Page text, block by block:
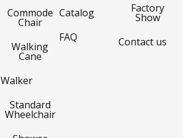
Commode
Chair
Walking
Cane
Walker
Standard
Wheelchair
Catalog
FAQ
Factory
Show
Contact us